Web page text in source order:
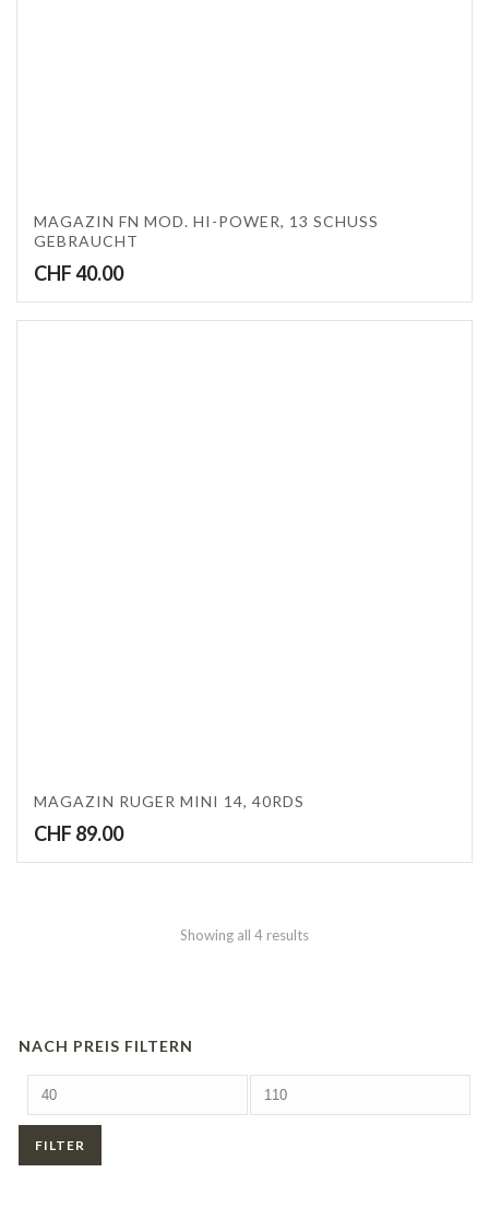
MAGAZIN FN MOD. HI-POWER, 13 SCHUSS
GEBRAUCHT
CHF40.00
MAGAZIN RUGER MINI 14, 40RDS
CHF 89.00
Showing all 4 results
NACH PREIS FILTERN
Mindestpreis Höchstpreis
FILTER